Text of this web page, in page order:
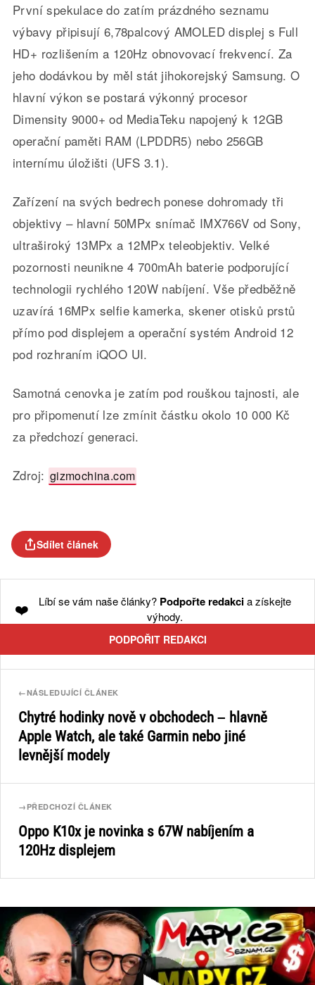
První spekulace do zatím prázdného seznamu
výbavy připisují 6,78palcový AMOLED displej s Full
HD+ rozlišením a 120Hz obnovovací frekvencí. Za
jeho dodávkou by měl stát jihokorejský Samsung. O
hlavní výkon se postará výkonný procesor
Dimensity 9000+ od MediaTeku napojený k 12GB
operační paměti RAM (LPDDR5) nebo 256GB
internímu úložišti (UFS 3.1).
Zařízení na svých bedrech ponese dohromady tři
objektivy – hlavní 50MPx snímač IMX766V od Sony,
ultraširoký 13MPx a 12MPx teleobjektiv. Velké
pozornosti neunikne 4 700mAh baterie podporující
technologii rychlého 120W nabíjení. Vše předběžně
uzavírá 16MPx selfie kamerka, skener otisků prstů
přímo pod displejem a operační systém Android 12
pod rozhraním iQOO UI.
Samotná cenovka je zatím pod rouškou tajnosti, ale
pro připomenutí lze zmínit částku okolo 10 000 Kč
za předchozí generaci.
Zdroj: gizmochina.com
Sdílet článek
❤️ Líbí se vám naše články? Podpořte redakcia získejte
výhody.
PODPOŘIT REDAKCI
←NÁSLEDUJÍCÍ ČLÁNEK
Chytré hodinky nově v obchodech – hlavně
Apple Watch, ale také Garmin nebo jiné
levnější modely
→ PŘEDCHOZÍ ČLÁNEK
Oppo K10x je novinka s 67W nabíjením a
120Hz displejem